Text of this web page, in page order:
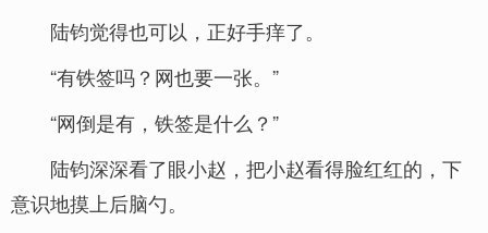
陆钧觉得也可以，正好手痒了。
“有铁签吗？网也要一张。”
“网倒是有，铁签是什么？”
陆钧深深看了眼小赵，把小赵看得脸红红的，下
意识地摸上后脑勺。